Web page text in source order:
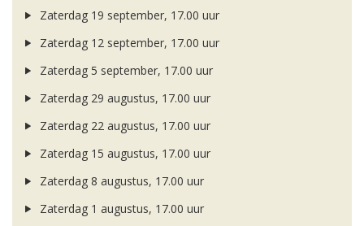
Zaterdag 19 september, 17.00 uur
Zaterdag 12 september, 17.00 uur
Zaterdag 5 september, 17.00 uur
Zaterdag 29 augustus, 17.00 uur
Zaterdag 22 augustus, 17.00 uur
Zaterdag 15 augustus, 17.00 uur
Zaterdag 8 augustus, 17.00 uur
Zaterdag 1 augustus, 17.00 uur